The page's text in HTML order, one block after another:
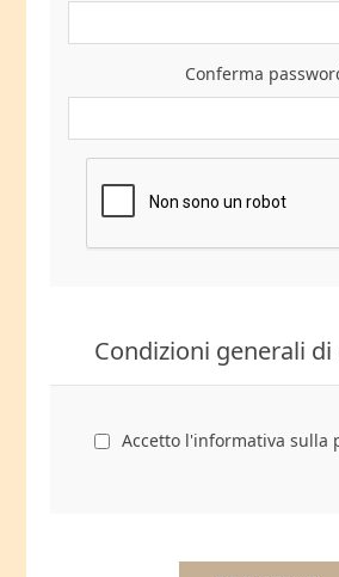
Conferma
Condizioni generali
Accetto l'informativa sulla